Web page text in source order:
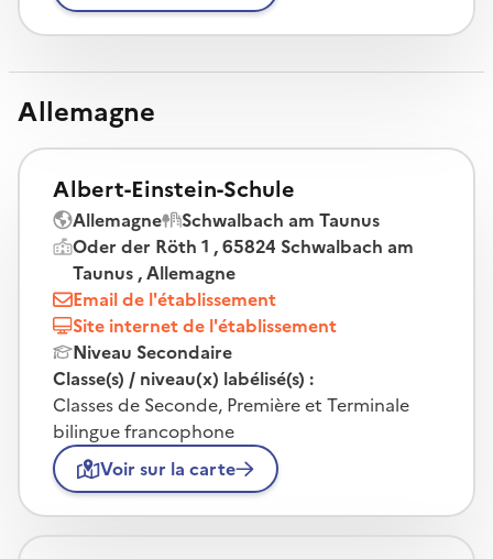
Allemagne
Albert-Einstein-Schule
Allemagne
Schwalbach am Taunus
Oder der Röth 1 , 65824 Schwalbach am
Taunus , Allemagne
Email de l'établissement
Site internet de l'établissement
Niveau Secondaire
Classe(s) / niveau(x) labélisé(s) :
Classes de Seconde, Première et Terminale
bilingue francophone
Voir sur la carte